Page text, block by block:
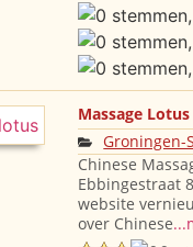
Massage Lotus
Groningen-
Chinese
Ebbingestraat
website
over Chinese